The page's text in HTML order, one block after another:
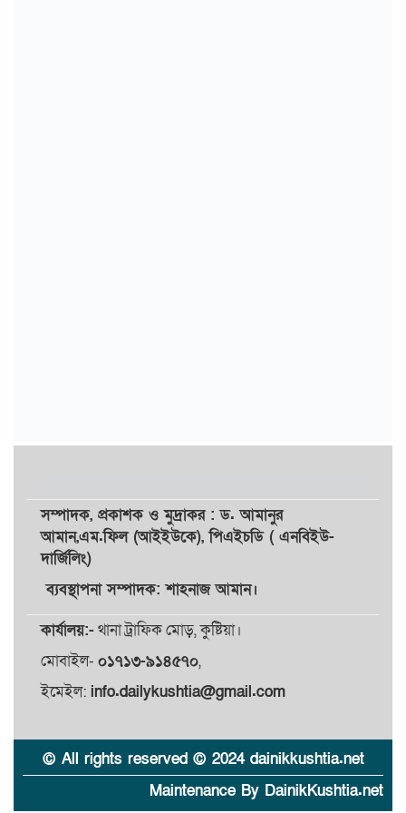
সম্পাদক, প্রকাশকওমুদ্রাকর: ড. আমানুর
আমান,এম.ফিল (আইইউকে), পিএইচডি ( এনবিইউ-
দার্জিলিং)
ব্যবস্থাপনা সম্পাদক: শাহনাজ আমান।
কার্যালয়:-থানা ট্রাফিক মোড়, কুষ্টিয়া।
মোবাইল- ০১৭১৩-৯১৪৫৭০,
ইমেইল: info.dailykushtia@gmail.com
© All rights reserved © 2024 dainikkushtia.net
Maintenance By DainikKushtia.net